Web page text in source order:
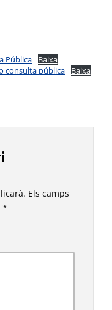
Pública
Baixa
consulta pública
Baixa
Els camps
*